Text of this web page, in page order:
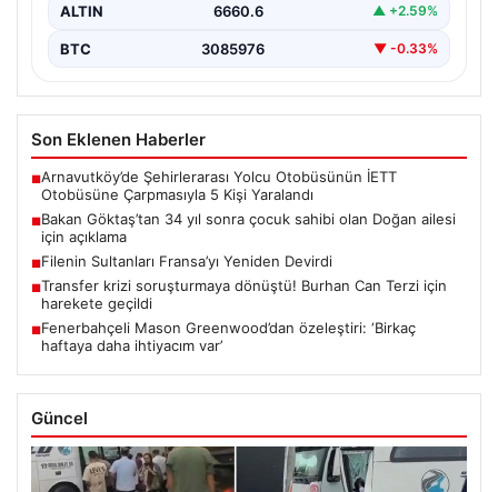
ALTIN 6660.6 ▲ +2.59%
BTC 3085976 ▼ -0.33%
Son Eklenen Haberler
■Arnavutköy’de Şehirlerarası Yolcu Otobüsünün İETT
Otobüsüne Çarpmasıyla 5 Kişi Yaralandı
■Bakan Göktaş’tan 34 yıl sonra çocuk sahibi olan Doğan ailesi
için açıklama
■Filenin Sultanları Fransa’yı Yeniden Devirdi
■Transfer krizi soruşturmaya dönüştü! Burhan Can Terzi için
harekete geçildi
■Fenerbahçeli Mason Greenwood’dan özeleştiri: ‘Birkaç
haftaya daha ihtiyacım var’
Güncel